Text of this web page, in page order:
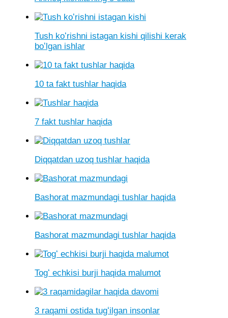
Tush koʻrishni istagan kishi qilishi kerak
boʻlgan ishlar
10 ta fakt tushlar haqida
7 fakt tushlar haqida
Diqqatdan uzoq tushlar haqida
Bashorat mazmundagi tushlar haqida
Bashorat mazmundagi tushlar haqida
Togʻ echkisi burji haqida malumot
3 raqami ostida tugʻilgan insonlar